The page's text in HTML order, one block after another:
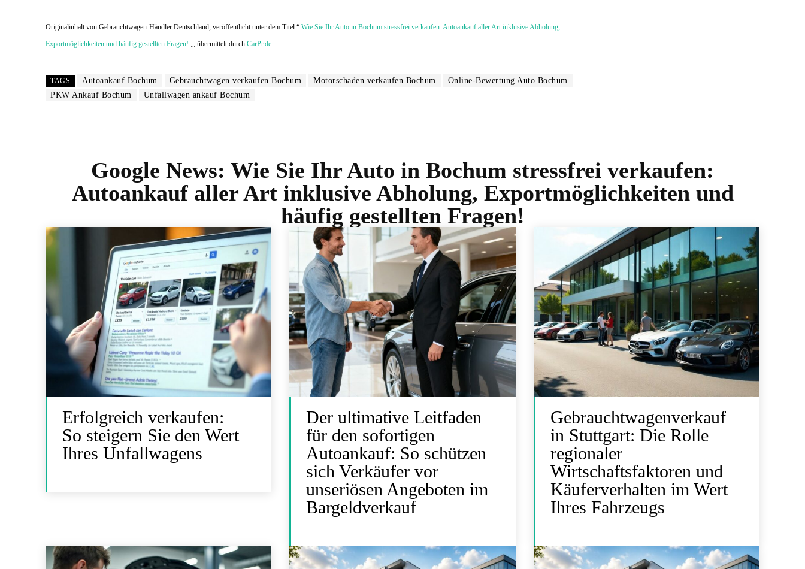
Originalinhalt von Gebrauchtwagen-Händler Deutschland, veröffentlicht unter dem Titel “ Wie Sie Ihr Auto in Bochum stressfrei verkaufen: Autoankauf aller Art inklusive Abholung,
Exportmöglichkeiten und häufig gestellten Fragen! „, übermittelt durch CarPr.de
TAGS Autoankauf Bochum Gebrauchtwagen verkaufen Bochum Motorschaden verkaufen Bochum
Online-Bewertung Auto Bochum
PKW Ankauf Bochum
Unfallwagen ankauf Bochum
Google News: Wie Sie Ihr Auto in Bochum stressfrei verkaufen:
Autoankauf aller Art inklusive Abholung, Exportmöglichkeiten und
häufig gestellten Fragen!
Erfolgreich verkaufen:
So steigern Sie den Wert
Ihres Unfallwagens
Der ultimative Leitfaden
für den sofortigen
Autoankauf: So schützen
sich Verkäufer vor
unseriösen Angeboten im
Bargeldverkauf
Gebrauchtwagenverkauf
in Stuttgart: Die Rolle
regionaler
Wirtschaftsfaktoren und
Käuferverhalten im Wert
Ihres Fahrzeugs